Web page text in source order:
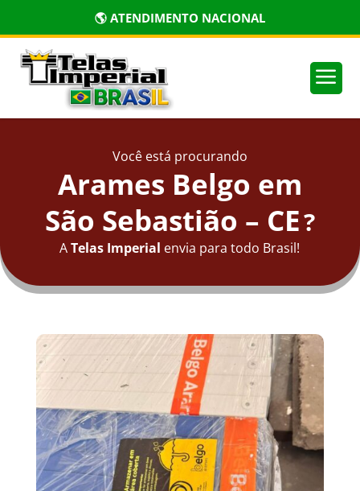
🌎 ATENDIMENTO NACIONAL
a
Você está procurando
Arames Belgo em
São Sebastião – CE?
ATelas Imperial envia para todo Brasil!